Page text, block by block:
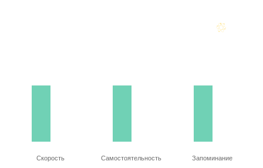
Скорость Самостоятельность Запоминание